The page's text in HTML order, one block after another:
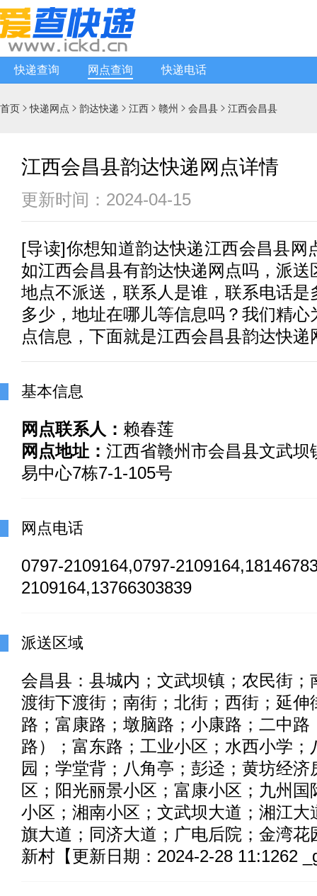
快递查询 网点查询 快递电话
首页 快递网点  韵达快递  江西  赣州  会昌县  江西会昌县
江西会昌县韵达快递网点详情
更新时间：2024-04-15
[导读]你想知道韵达快递江西会昌县网
如江西会昌县有韵达快递 网点吗，派
地点不派送，联系人是谁，联系电话是
多少，地址在哪儿等信息吗？我们精心
点信息，下面就是江西会昌县韵达快
基本信息
网点联系人： 赖春莲
网点地址： 江西省赣州市会昌县文武坝
易中心7栋7-1-105号
网点电话
0797-2109164,0797-
2109164,13766303839
派送区域
会昌县：县城内；文武坝镇；农民街；
渡街下渡街；南街；北街；西街；延伸
路；富康路；墩脑路；小康路；二中路
路）；富东路；工业小区；水西小学；
园；学堂背；八角亭；彭迳；黄坊经济
区；阳光丽景小区；富康小区；九州
小区；湘南小区；文武坝大道；湘江大
旗大道；同济大道；广电后院；金湾花
新村【更新日期：2024-2-28 11:1262